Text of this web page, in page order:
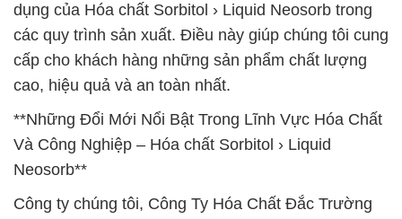
dụng của Hóa chất Sorbitol › Liquid Neosorb trong
các quy trình sản xuất. Điều này giúp chúng tôi cung
cấp cho khách hàng những sản phẩm chất lượng
cao, hiệu quả và an toàn nhất.
**Những Đổi Mới Nổi Bật Trong Lĩnh Vực Hóa Chất
Và Công Nghiệp – Hóa chất Sorbitol › Liquid
Neosorb**
Công ty chúng tôi, Công Ty Hóa Chất Đắc Trường